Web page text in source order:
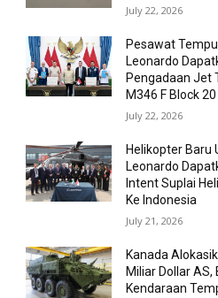
July 22, 2026
Pesawat
Leonardo
Pengadaan Jet
M346 F Block
July 22, 2026
Helikopter Baru
Leonardo
Intent Suplai
Ke Indonesia
July 21, 2026
Kanada
Miliar Dollar AS,
Kendaraan